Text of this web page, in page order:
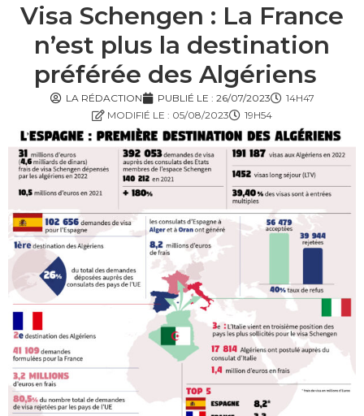
Visa Schengen : La France
n’est plus la destination
préférée des Algériens
LA RÉDACTION PUBLIÉ LE : 26/07/2023
14H47
MODIFIÉ LE : 05/08/2023
19H54